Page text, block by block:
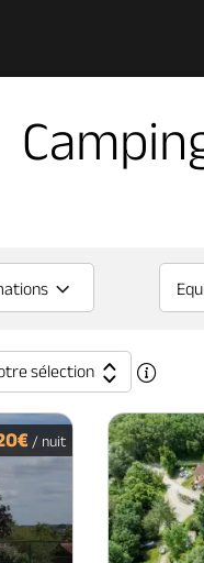
sélection
/ nuit